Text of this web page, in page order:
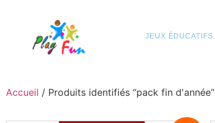
JEUX ÉDUCATIFS
Accueil / Produits identifiés “pack fin d'année”